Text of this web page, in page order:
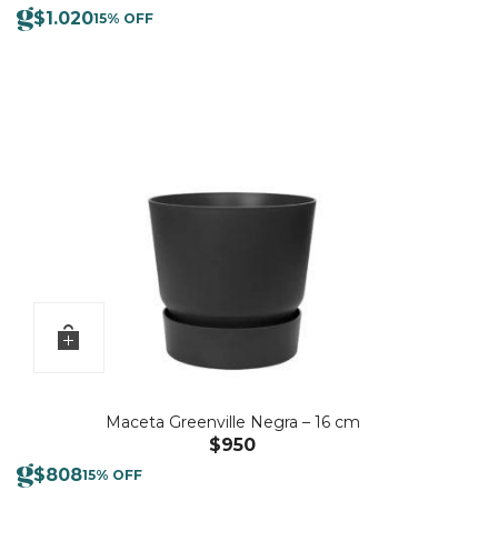
$1.02015% OFF
Maceta Greenville Negra – 16 cm
$950
$80815% OFF